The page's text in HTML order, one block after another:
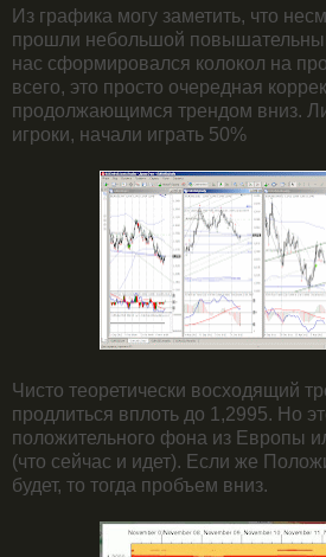
Из графика могу заметить, что
прошли небольшой
нас сформировался колокол на
всего, это просто очередная
продолжающимся трендом вниз.
игроки, начали играть 50%
Чисто теоретически восходящий
продлиться вплоть до 1,2995. Но
положительного фона из Европы
(что сейчас и идет). Если же
будет, то тогда пробъем вниз.